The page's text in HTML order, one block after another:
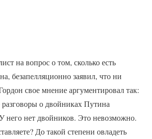
на вопрос о том, сколько есть
безапелляционно заявил, что ни
свое мнение аргументировал так:
разговоры о двойниках Путина
него нет двойников. Это невозможно.
До такой степени овладеть